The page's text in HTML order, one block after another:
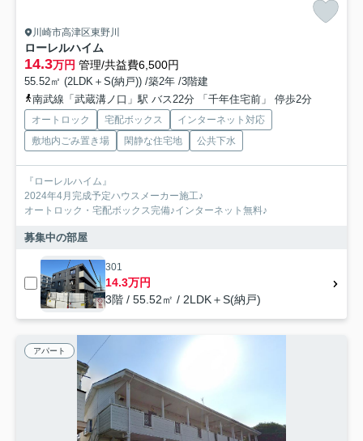
川崎市高津区東野川
ローレルハイム
14.3万円 管理/共益費6,500円
55.52㎡ (2LDK＋S(納戸)) /築2年 /3階建
南武線「武蔵溝ノ口」駅 バス22分 「千年住宅前」 停歩2分
オートロック 宅配ボックス
インターネット対応
敷地内ごみ置き場
閑静な住宅地 公共下水
『ローレルハイム』
2024年4月完成予定ハウスメーカー施工♪
オートロック・宅配ボックス完備♪インターネット無料♪
募集中の部屋
301
14.3万円
3階 / 55.52㎡ / 2LDK＋S(納戸)
アパート